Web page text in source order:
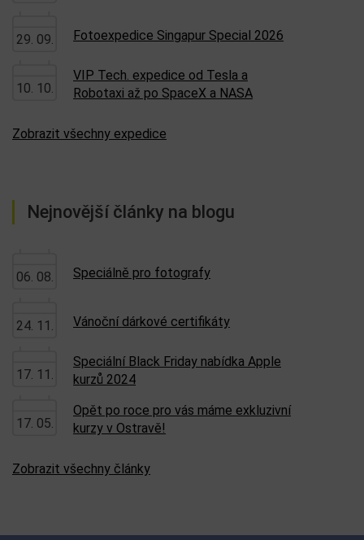
29. 09. Fotoexpedice Singapur Special 2026
10. 10.
VIP Tech. expedice od Tesla a
Robotaxi až po SpaceX a NASA
Zobrazit všechny expedice
Nejnovější články na blogu
06. 08. Speciálně pro fotografy
24. 11. Vánoční dárkové certifikáty
17. 11.
Speciální Black Friday nabídka Apple
kurzů 2024
17. 05.
Opět po roce pro vás máme exkluzivní
kurzy v Ostravě!
Zobrazit všechny články